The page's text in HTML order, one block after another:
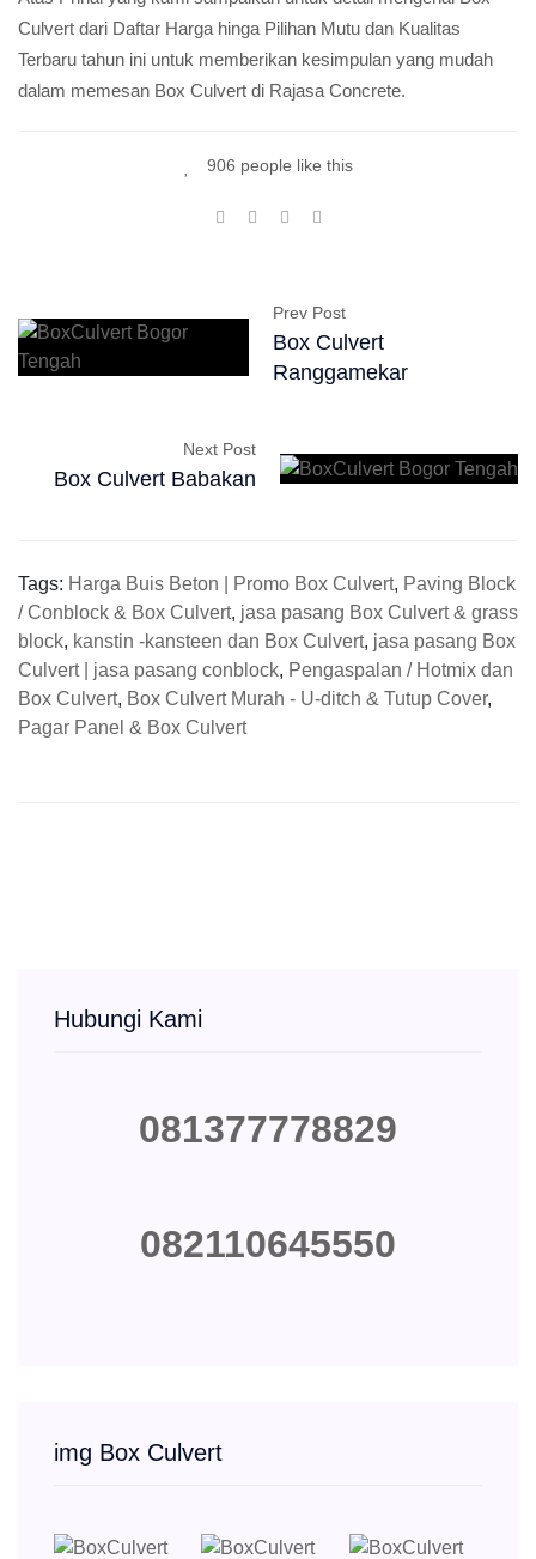
Culvert dari Daftar Harga hinga Pilihan Mutu dan Kualitas
Terbaru tahun ini untuk memberikan kesimpulan yang mudah
dalam memesan Box Culvert di Rajasa Concrete.
906 people like this
Prev Post
Box Culvert
Ranggamekar
Next Post
Box Culvert Babakan
Tags: Harga Buis Beton | Promo Box Culvert, Paving Block
/ Conblock & Box Culvert, jasa pasang Box Culvert & grass
block, kanstin -kansteen dan Box Culvert, jasa pasang Box
Culvert | jasa pasang conblock, Pengaspalan / Hotmix dan
Box Culvert, Box Culvert Murah - U-ditch & Tutup Cover,
Pagar Panel & Box Culvert
Hubungi Kami
081377778829
082110645550
img Box Culvert